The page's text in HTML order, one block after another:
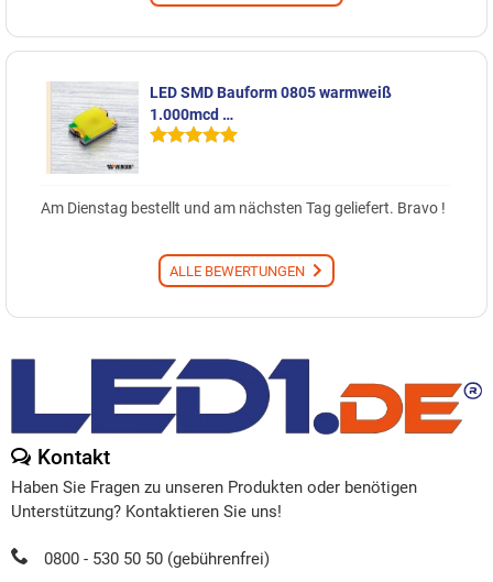
LED SMD Bauform 0805 warmweiß
1.000mcd …
Am Dienstag bestellt und am nächsten Tag geliefert. Bravo !
ALLE BEWERTUNGEN
Kontakt
Haben Sie Fragen zu unseren Produkten oder benötigen
Unterstützung? Kontaktieren Sie uns!
0800 - 530 50 50 (gebührenfrei)